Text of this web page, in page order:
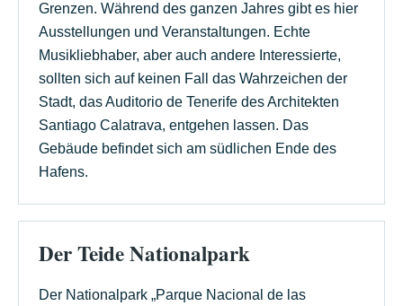
Grenzen. Während des ganzen Jahres gibt es hier
Ausstellungen und Veranstaltungen. Echte
Musikliebhaber, aber auch andere Interessierte,
sollten sich auf keinen Fall das Wahrzeichen der
Stadt, das Auditorio de Tenerife des Architekten
Santiago Calatrava, entgehen lassen. Das
Gebäude befindet sich am südlichen Ende des
Hafens.
Der Teide Nationalpark
Der Nationalpark „Parque Nacional de las